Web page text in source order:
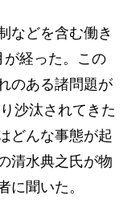
などを含む働き
経った。この
のある諸問題が
沙汰されてきた
どんな事態が起
清水典之氏が物
に聞いた。